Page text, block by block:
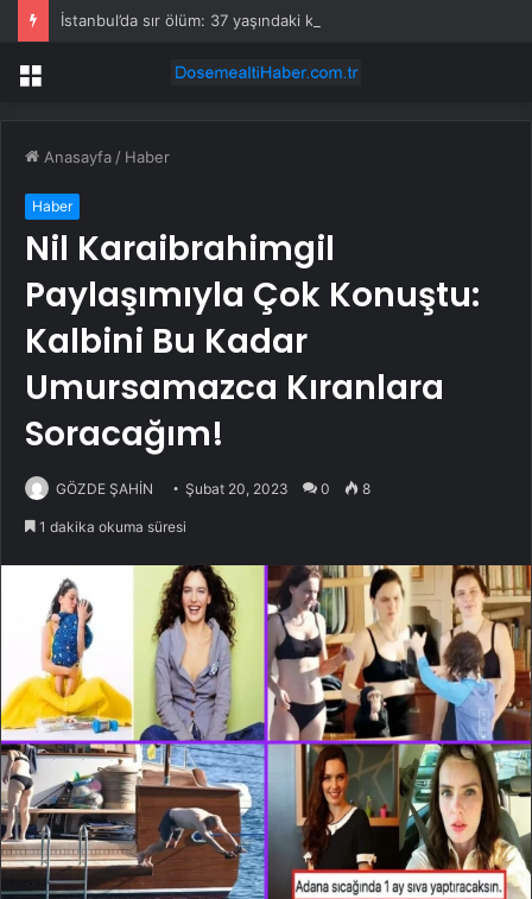
Menü
Anasayfa / Haber
Haber
Nil Karaibrahimgil
Paylaşımıyla Çok Konuştu:
Kalbini Bu Kadar
Umursamazca Kıranlara
Soracağım!
GÖZDE ŞAHİN Şubat 20, 2023 0 8
1 dakika okuma süresi